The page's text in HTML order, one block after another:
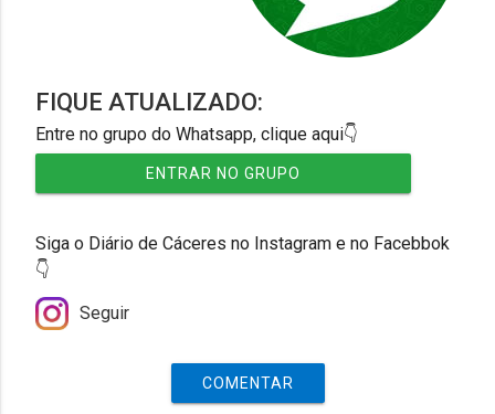
FIQUE ATUALIZADO:
Entre no grupo do Whatsapp, clique aqui👇
ENTRAR NO GRUPO
Siga o Diário de Cáceres no Instagram e no Facebbok
👇
Seguir
COMENTAR